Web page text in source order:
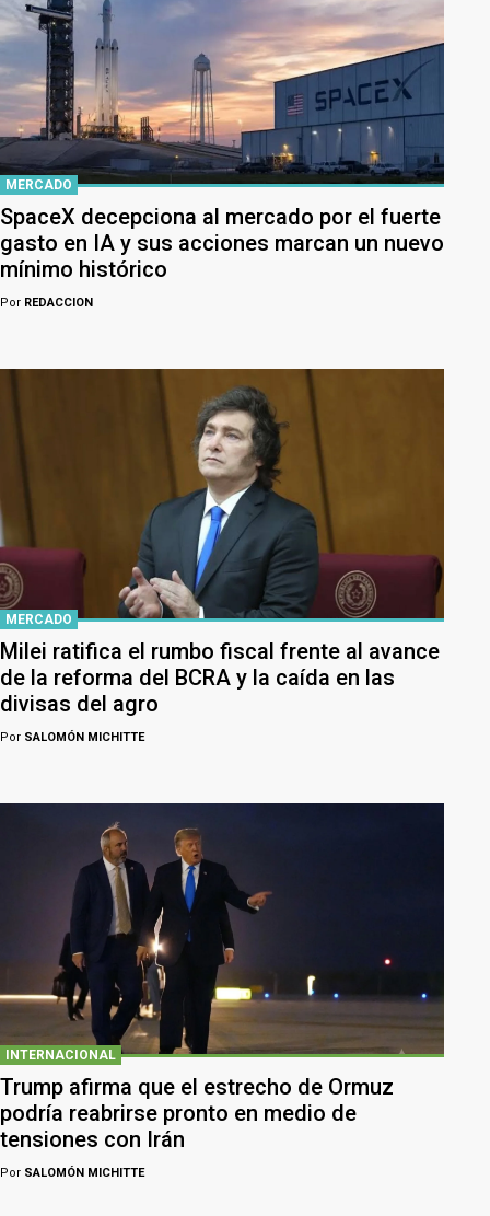
MERCADO
SpaceX decepciona al mercado por el fuerte
gasto en IA y sus acciones marcan un nuevo
mínimo histórico
Por REDACCION
MERCADO
Milei ratifica el rumbo fiscal frente al avance
de la reforma del BCRA y la caída en las
divisas del agro
Por SALOMÓN MICHITTE
INTERNACIONAL
Trump afirma que el estrecho de Ormuz
podría reabrirse pronto en medio de
tensiones con Irán
Por SALOMÓN MICHITTE